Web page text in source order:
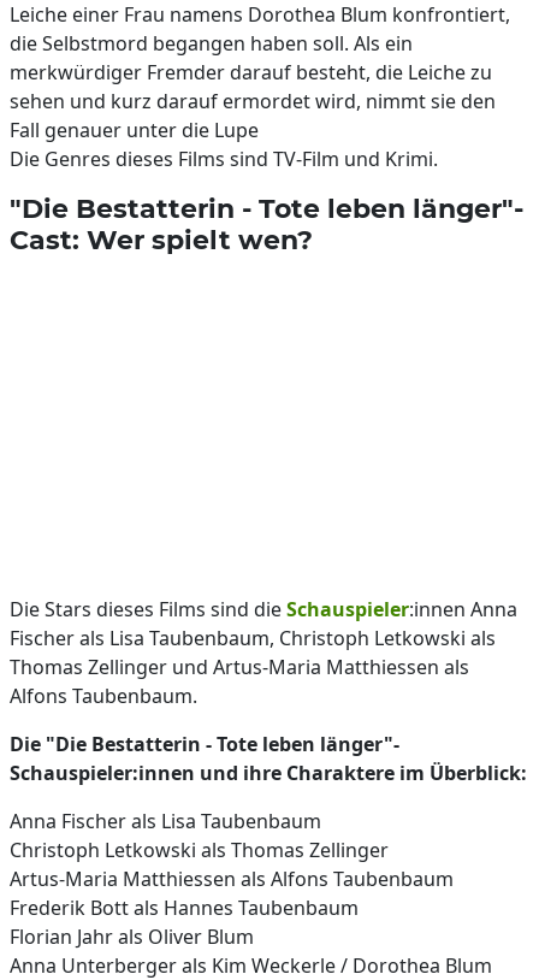
Leiche einer Frau namens Dorothea Blum konfrontiert,
die Selbstmord begangen haben soll. Als ein
merkwürdiger Fremder darauf besteht, die Leiche zu
sehen und kurz darauf ermordet wird, nimmt sie den
Fall genauer unter die Lupe
Die Genres dieses Films sind TV-Film und Krimi.
"Die Bestatterin - Tote leben länger"-
Cast: Wer spielt wen?
Die Stars dieses Films sind dieSchauspieler:innen Anna
Fischer als Lisa Taubenbaum, Christoph Letkowski als
Thomas Zellinger und Artus-Maria Matthiessen als
Alfons Taubenbaum.
Die "Die Bestatterin - Tote leben länger"-
Schauspieler:innen und ihre Charaktere im Überblick:
Anna Fischer als Lisa Taubenbaum
Christoph Letkowski als Thomas Zellinger
Artus-Maria Matthiessen als Alfons Taubenbaum
Frederik Bott als Hannes Taubenbaum
Florian Jahr als Oliver Blum
Anna Unterberger als Kim Weckerle / Dorothea Blum